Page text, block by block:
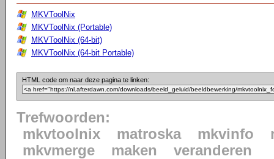
MKVToolNix
MKVToolNix (Portable)
MKVToolNix (64-bit)
MKVToolNix (64-bit Portable)
HTML code om naar deze pagina te linken:
Trefwoorden:
mkvtoolnix
matroska mkvinfo
mkvmerge
maken veranderen